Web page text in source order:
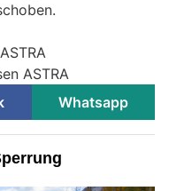
ASTRA
Whatsapp